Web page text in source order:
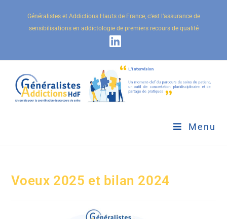
Généralistes et Addictions Hauts de France, c’est l’assurance de
sensibilisations en addictologie de premiers recours de qualité
Menu
Voeux 2025 et bilan 2024